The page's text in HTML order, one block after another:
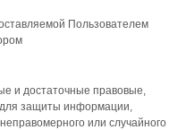
Пользователем
и достаточные правовые,
защиты информации,
или случайного